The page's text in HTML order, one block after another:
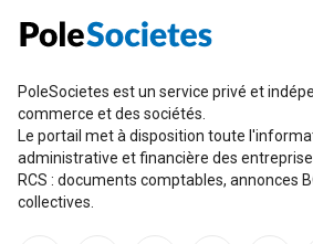
PoleSocietes est un service privé et
commerce et des sociétés.
Le portail met à disposition toute
administrative et financière des
RCS : documents comptables, annonces
collectives.